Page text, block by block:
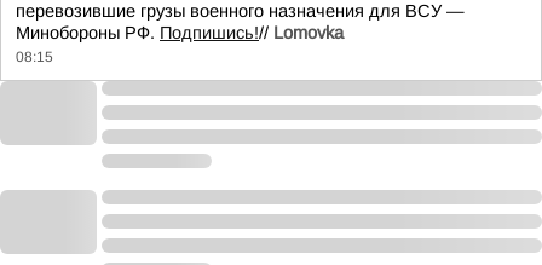
перевозившие грузы военного назначения для ВСУ —
Минобороны РФ. Подпишись!// Lomovka
08:15